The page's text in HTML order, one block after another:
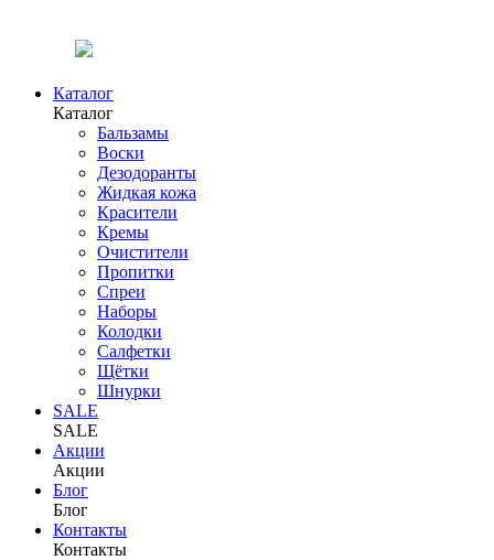
Каталог
Каталог
Бальзамы
Воски
Дезодоранты
Жидкая кожа
Красители
Кремы
Очистители
Пропитки
Спреи
Наборы
Колодки
Салфетки
Щётки
Шнурки
SALE
SALE
Акции
Акции
Блог
Блог
Контакты
Контакты